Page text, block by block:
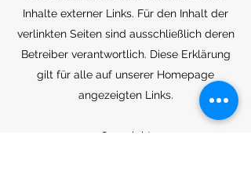
Inhalte externer Links. Für den Inhalt der
verlinkten Seiten sind ausschließlich deren
Betreiber verantwortlich. Diese Erklärung
gilt für alle auf unserer Homepage
angezeigten Links.
Copyright